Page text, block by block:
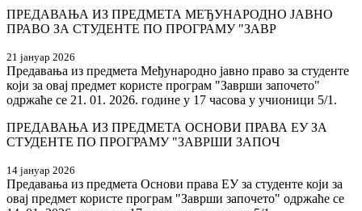
ПРЕДАВАЊА ИЗ ПРЕДМЕТА МЕЂУНАРОДНО ЈАВНО
ПРАВО ЗА СТУДЕНТЕ ПО ПРОГРАМУ "ЗАВР
21 јануар 2026
Предавања из предмета Међународно јавно право за студенте
који за овај предмет користе програм "Заврши започето"
одржаће се 21. 01. 2026. године у 17 часова у учионици 5/1.
ПРЕДАВАЊА ИЗ ПРЕДМЕТА ОСНОВИ ПРАВА ЕУ ЗА
СТУДЕНТЕ ПО ПРОГРАМУ "ЗАВРШИ ЗАПОЧ
14 јануар 2026
Предавања из предмета Основи права ЕУ за студенте који за
овај предмет користе програм "Заврши започето" одржаће се